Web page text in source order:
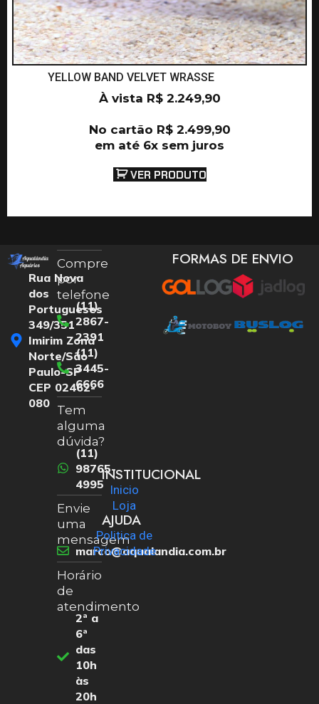
YELLOW BAND VELVET WRASSE
À vista R$2.249,90
No cartão R$2.499,90
em até 6x sem juros
VER PRODUTO
Rua Nova
dos
Portugueses
349/351
Imirim Zona
Norte/São
Paulo-SP
CEP 02462-
080
Compre
por
telefone
(11)
2867-
2391
(11)
3445-
6666
Tem
alguma
dúvida?
(11)
98765-
4995
Envie
uma
mensagem
marco@aqualandia.com.br
Horário
de
atendimento
2ª a
6ª
das
10h
às
20h
INSTITUCIONAL
Inicio
Loja
AJUDA
Politica de
Privacidade
FORMAS DE ENVIO